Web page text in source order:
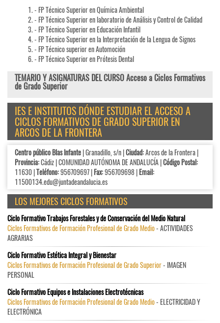
- FP Técnico Superior en Química Ambiental
- FP Técnico Superior en laboratorio de Análisis y Control de Calidad
- FP Técnico Superior en Educación Infantil
- FP Técnico Superior en la Interpretación de la Lengua de Signos
- FP Técnico superior en Automoción
- FP Técnico Superior en Prótesis Dental
TEMARIO Y ASIGNATURAS DEL CURSO Acceso a Ciclos Formativos
de Grado Superior
IES E INSTITUTOS DÓNDE ESTUDIAR EL ACCESO A
CICLOS FORMATIVOS DE GRADO SUPERIOR EN
ARCOS DE LA FRONTERA
Centro público Blas Infante| Granadillo, s/n |Ciudad:Arcos de la Frontera |
Provincia:Cádiz | COMUNIDAD AUTÓNOMA DE ANDALUCÍA |Código Postal:
11630 |Teléfono:956709697 |Fax:956709698 |Email:
11500134.edu@juntadeandalucia.es
LOS MEJORES CICLOS FORMATIVOS
Ciclo Formativo Trabajos Forestales y de Conservación del Medio Natural
Ciclos Formativos de Formación Profesional de Grado Medio- ACTIVIDADES
AGRARIAS
Ciclo Formativo Estética Integral y Bienestar
Ciclos Formativos de Formación Profesional de Grado Superior- IMAGEN
PERSONAL
Ciclo Formativo Equipos e Instalaciones Electrotécnicas
Ciclos Formativos de Formación Profesional de Grado Medio- ELECTRICIDAD Y
ELECTRÓNICA